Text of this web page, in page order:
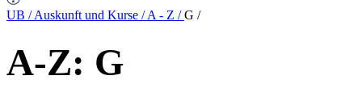
UB /Auskunft und Kurse /A - Z /G /
A-Z: G